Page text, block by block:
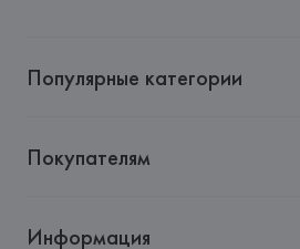
Страна происхождения товара:
Популярные категории
Покупателям
Информация